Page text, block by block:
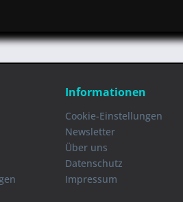
Informationen
Cookie-Einstellungen
Newsletter
Über uns
Datenschutz
Impressum